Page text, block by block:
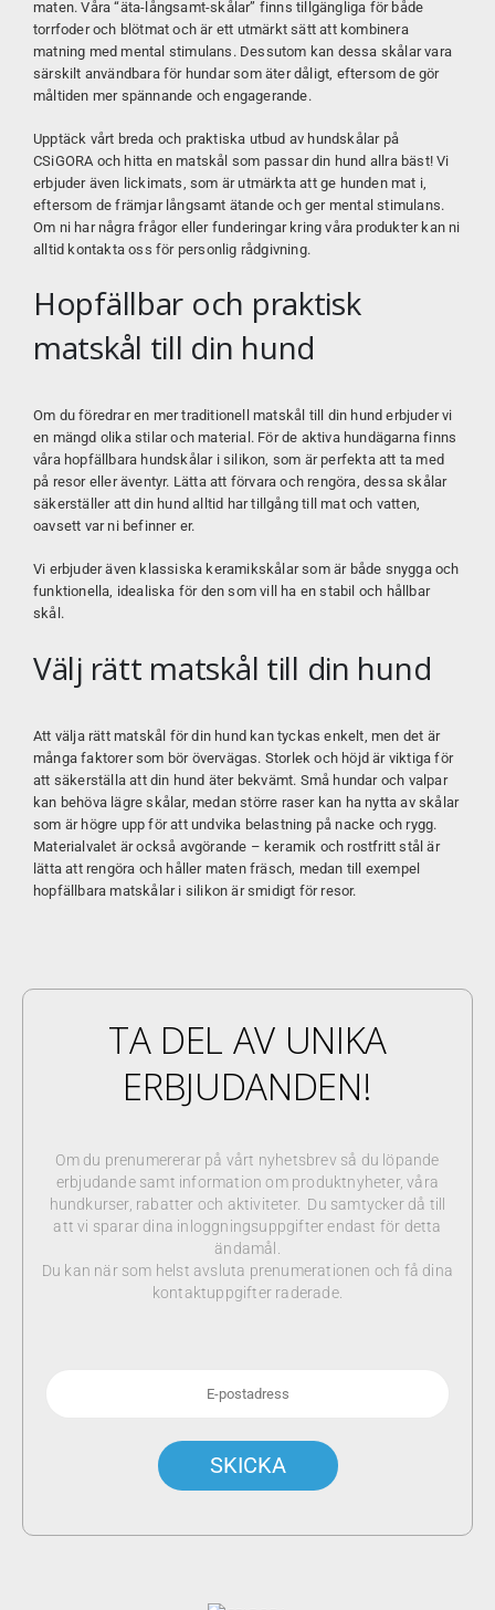
maten. Våra “äta-långsamt-skålar” finns tillgängliga för både
torrfoder och blötmat och är ett utmärkt sätt att kombinera
matning med mental stimulans. Dessutom kan dessa skålar vara
särskilt användbara för hundar som äter dåligt, eftersom de gör
måltiden mer spännande och engagerande.
Upptäck vårt breda och praktiska utbud av hundskålar på
CSiGORA och hitta en matskål som passar din hund allra bäst! Vi
erbjuder även lickimats, som är utmärkta att ge hunden mat i,
eftersom de främjar långsamt ätande och ger mental stimulans.
Om ni har några frågor eller funderingar kring våra produkter kan ni
alltid kontakta oss för personlig rådgivning.
Hopfällbar och praktisk
matskål till din hund
Om du föredrar en mer traditionell matskål till din hund erbjuder vi
en mängd olika stilar och material. För de aktiva hundägarna finns
våra hopfällbara hundskålar i silikon, som är perfekta att ta med
på resor eller äventyr. Lätta att förvara och rengöra, dessa skålar
säkerställer att din hund alltid har tillgång till mat och vatten,
oavsett var ni befinner er.
Vi erbjuder även klassiska keramikskålar som är både snygga och
funktionella, idealiska för den som vill ha en stabil och hållbar
skål.
Välj rätt matskål till din hund
Att välja rätt matskål för din hund kan tyckas enkelt, men det är
många faktorer som bör övervägas. Storlek och höjd är viktiga för
att säkerställa att din hund äter bekvämt. Små hundar och valpar
kan behöva lägre skålar, medan större raser kan ha nytta av skålar
som är högre upp för att undvika belastning på nacke och rygg.
Materialvalet är också avgörande – keramik och rostfritt stål är
lätta att rengöra och håller maten fräsch, medan till exempel
hopfällbara matskålar i silikon är smidigt för resor.
TA DEL AV UNIKA
ERBJUDANDEN!
Om du prenumererar på vårt nyhetsbrev så du löpande
erbjudande samt information om produktnyheter, våra
hundkurser, rabatter och aktiviteter. Du samtycker då till
att vi sparar dina inloggningsuppgifter endast för detta
ändamål.
Du kan när som helst avsluta prenumerationen och få dina
kontaktuppgifter raderade.